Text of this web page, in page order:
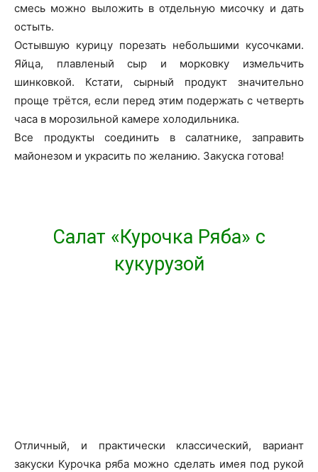
смесь можно выложить в отдельную мисочку и дать
остыть.
Остывшую курицу порезать небольшими кусочками.
Яйца, плавленый сыр и морковку измельчить
шинковкой. Кстати, сырный продукт значительно
проще трётся, если перед этим подержать с четверть
часа в морозильной камере холодильника.
Все продукты соединить в салатнике, заправить
майонезом и украсить по желанию. Закуска готова!
Салат «Курочка Ряба» с
кукурузой
Отличный, и практически классический, вариант
закуски Курочка ряба можно сделать имея под рукой